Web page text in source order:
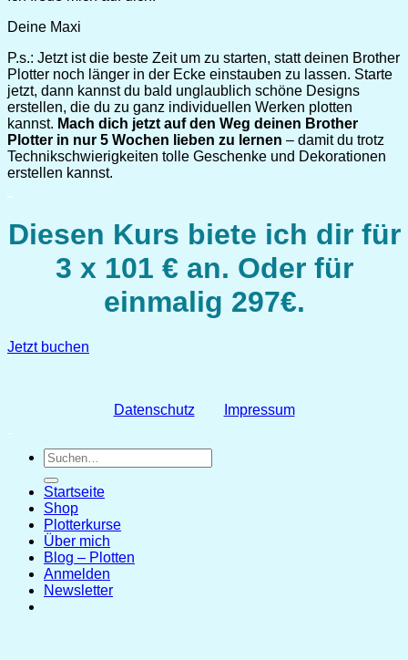
Deine Maxi
P.s.: Jetzt ist die beste Zeit um zu starten, statt deinen Brother
Plotter noch länger in der Ecke einstauben zu lassen. Starte
jetzt, dann kannst du bald unglaublich schöne Designs
erstellen, die du zu ganz individuellen Werken plotten
kannst. Mach dich jetzt auf den Weg deinen Brother
Plotter in nur 5 Wochen lieben zu lernen – damit du trotz
Technikschwierigkeiten tolle Geschenke und Dekorationen
erstellen kannst.
Diesen Kurs biete ich dir für
3 x 101 € an. Oder für
einmalig 297€.
Jetzt buchen
Datenschutz Impressum
Suchen
nach:
Startseite
Shop
Plotterkurse
Über mich
Blog – Plotten
Anmelden
Newsletter